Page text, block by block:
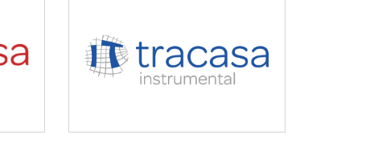
INSTRUMENTAL
Servicios tecnológicos y